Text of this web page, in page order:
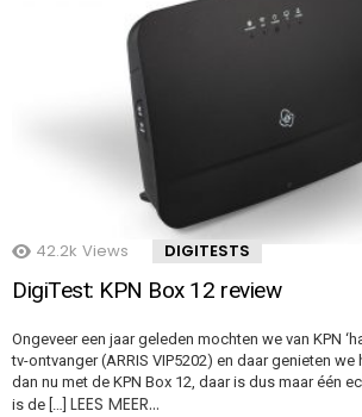
42.2k Views DIGITESTS
DigiTest: KPN Box 12 review
Ongeveer een jaar geleden mochten we van KPN
tv-ontvanger (ARRIS VIP5202) en daar genieten we
dan nu met de KPN Box 12, daar is dus maar één
is de […] LEES MEER…